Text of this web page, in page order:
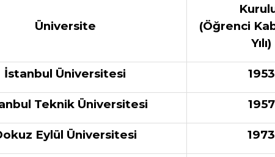
Üniversite
(Öğrenci
Yılı)
İstanbul Üniversitesi 1953
Teknik Üniversitesi 1957
Eylül Üniversitesi 1973